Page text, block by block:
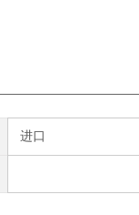
进口